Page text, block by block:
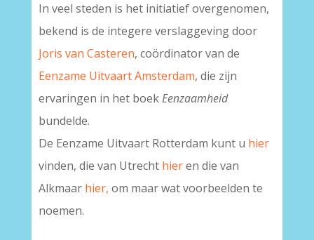
In veel steden is het initiatief overgenomen,
bekend is de integere verslaggeving door
Joris van Casteren, coördinator van de
Eenzame Uitvaart Amsterdam, die zijn
ervaringen in het boekEenzaamheid
bundelde.
De Eenzame Uitvaart Rotterdam kunt u hier
vinden, die van Utrecht hieren die van
Alkmaar hier, om maar wat voorbeelden te
noemen.